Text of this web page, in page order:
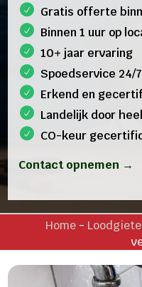
Gratis offerte
Binnen 1 uur op
10+ jaar ervaring
Spoedservice 24/7
Erkend en
Landelijk door
CO-keur
Contact opnemen →
Home -